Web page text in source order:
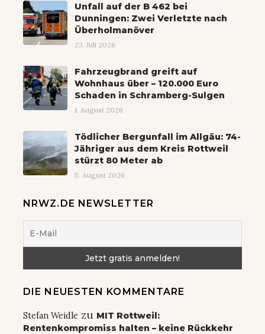
Unfall auf der B 462 bei
Dunningen: Zwei Verletzte nach
Überholmanöver
23. Juli 2026
Fahrzeugbrand greift auf
Wohnhaus über – 120.000 Euro
Schaden in Schramberg-Sulgen
1. August 2026
Tödlicher Bergunfall im Allgäu: 74-
Jähriger aus dem Kreis Rottweil
stürzt 80 Meter ab
5. August 2026
NRWZ.DE NEWSLETTER
DIE NEUESTEN KOMMENTARE
Stefan Weidle zu MIT Rottweil:
Rentenkompromiss halten – keine Rückkehr